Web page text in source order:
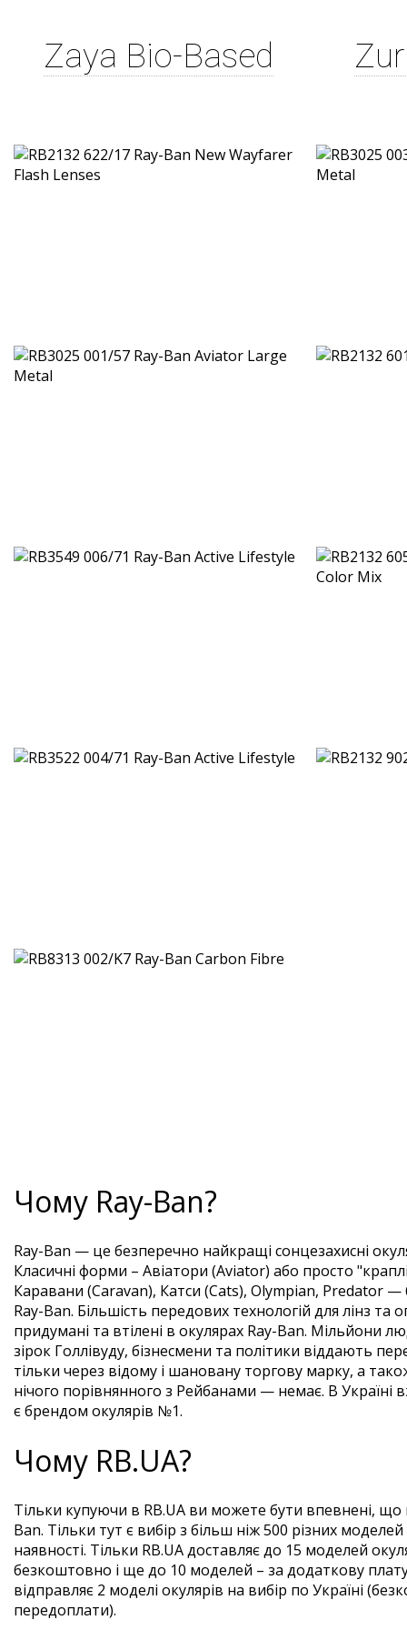
Zaya Bio-Based
Чому Ray-Ban?
Ray-Ban — це безперечно найкращі сонцезахисні
Класичні форми – Авіатори (Aviator) або просто
Каравани (Caravan), Катси (Cats), Olympian, Predator —
Ray-Ban. Більшість передових технологій для лінз та
придумані та втілені в окулярах Ray-Ban. Мільйони
зірок Голлівуду, бізнесмени та політики віддають
тільки через відому і шановану торгову марку, а
нічого порівнянного з Рейбанами — немає. В Україні
є брендом окулярів №1.
Чому RB.UA?
Тільки купуючи в RB.UA ви можете бути впевнені, що
Ban. Тільки тут є вибір з більш ніж 500 різних
наявності. Тільки RB.UA доставляє до 15 моделей
безкоштовно і ще до 10 моделей – за додаткову
відправляє 2 моделі окулярів на вибір по Україні
передоплати).